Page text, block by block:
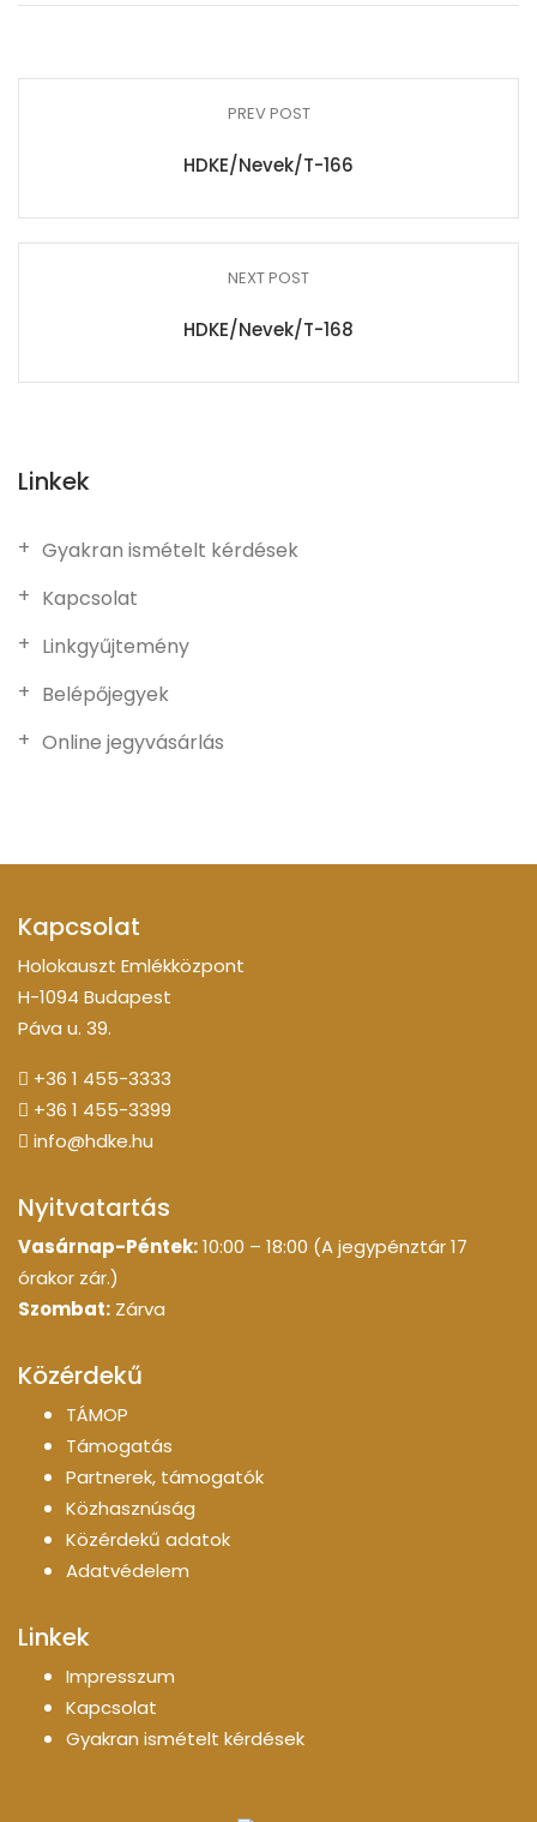
PREV POST
HDKE/Nevek/T-166
NEXT POST
HDKE/Nevek/T-168
Linkek
Gyakran ismételt kérdések
Kapcsolat
Linkgyűjtemény
Belépőjegyek
Online jegyvásárlás
Kapcsolat
Holokauszt Emlékközpont
H-1094 Budapest
Páva u. 39.
+36 1 455-3333
+36 1 455-3399
info@hdke.hu
Nyitvatartás
Vasárnap-Péntek:10:00 – 18:00 (A jegypénztár 17
órakor zár.)
Szombat: Zárva
Közérdekű
TÁMOP
Támogatás
Partnerek, támogatók
Közhasznúság
Közérdekű adatok
Adatvédelem
Linkek
Impresszum
Kapcsolat
Gyakran ismételt kérdések